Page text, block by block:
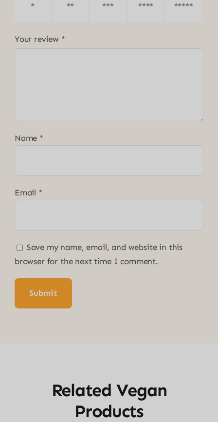
1 of 5
2 of 5
3 of 5
4 of 5
5 of 5
Your review *
Name *
Email *
Save my name, email, and website in this
browser for the next time I comment.
Related Vegan
Products